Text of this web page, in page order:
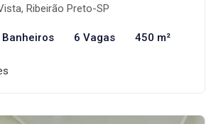
Ribeirão Preto-SP
Banheiros 6 Vagas 450 m²